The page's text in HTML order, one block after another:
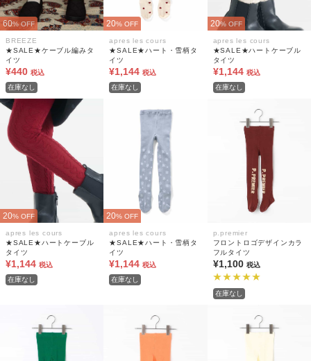
60% OFF
BREEZE
★SALE★ケーブル編みタ
イツ
¥440 税込
在庫なし
20% OFF
apres les cours
★SALE★ハート・雪柄タ
イツ
¥1,144 税込
在庫なし
20% OFF
apres les cours
★SALE★ハートケーブル
タイツ
¥1,144 税込
在庫なし
20% OFF
apres les cours
★SALE★ハートケーブル
タイツ
¥1,144 税込
在庫なし
20% OFF
apres les cours
★SALE★ハート・雪柄タ
イツ
¥1,144 税込
在庫なし
p.premier
フロントロゴデザインカラ
フルタイツ
¥1,100 税込
在庫なし